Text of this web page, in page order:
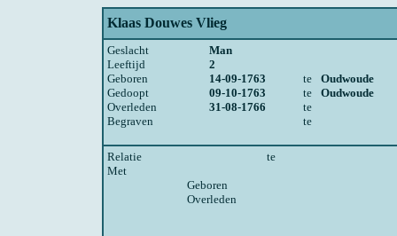
Klaas Douwes Vlieg
Geslacht
Man
Leeftijd
2
Geboren
14-09-1763 te
Oudwoude
Gedoopt
09-10-1763 te
Oudwoude
Overleden
31-08-1766
te
Begraven
te
Relatie
te
Met
Geboren
Overleden